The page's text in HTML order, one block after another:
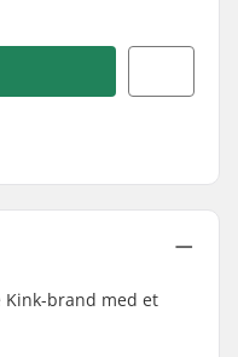
Kink-brand med et